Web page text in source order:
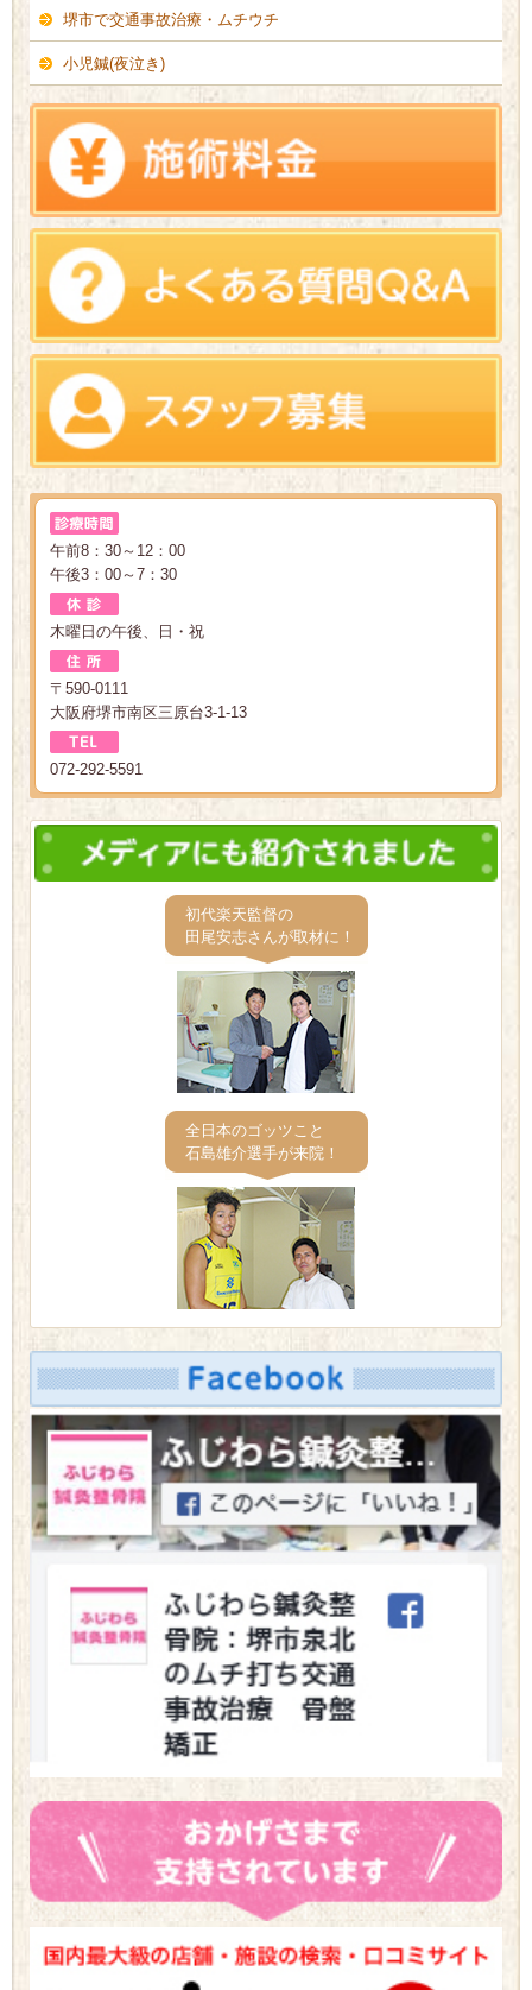
堺市で交通事故治療・ムチウチ
小児鍼(夜泣き)
午前8：30～12：00
午後3：00～7：30
木曜日の午後、日・祝
〒590-0111
大阪府堺市南区三原台3-1-13
072-292-5591
初代楽天監督の
田尾安志さんが取材に！
全日本のゴッツこと
石島雄介選手が来院！